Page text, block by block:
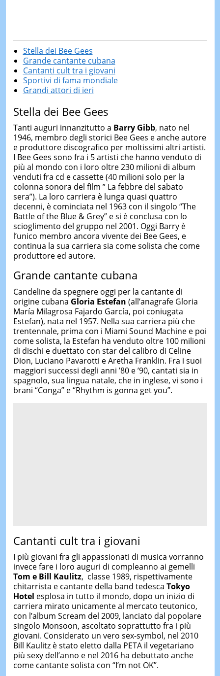
Stella dei Bee Gees
Grande cantante cubana
Cantanti cult tra i giovani
Sportivi di fama mondiale
Grandi attori di ieri
Stella dei Bee Gees
Tanti auguri innanzitutto a Barry Gibb, nato nel
1946, membro degli storici Bee Gees e anche autore
e produttore discografico per moltissimi altri artisti.
I Bee Gees sono fra i 5 artisti che hanno venduto di
più al mondo con i loro oltre 230 milioni di album
venduti fra cd e cassette (40 milioni solo per la
colonna sonora del film ” La febbre del sabato
sera”). La loro carriera è lunga quasi quattro
decenni, è cominciata nel 1963 con il singolo “The
Battle of the Blue & Grey” e si è conclusa con lo
scioglimento del gruppo nel 2001. Oggi Barry è
l’unico membro ancora vivente dei Bee Gees, e
continua la sua carriera sia come solista che come
produttore ed autore.
Grande cantante cubana
Candeline da spegnere oggi per la cantante di
origine cubana Gloria Estefan (all’anagrafe Gloria
María Milagrosa Fajardo García, poi coniugata
Estefan), nata nel 1957. Nella sua carriera più che
trentennale, prima con i Miami Sound Machine e poi
come solista, la Estefan ha venduto oltre 100 milioni
di dischi e duettato con star del calibro di Celine
Dion, Luciano Pavarotti e Aretha Franklin. Fra i suoi
maggiori successi degli anni ’80 e ’90, cantati sia in
spagnolo, sua lingua natale, che in inglese, vi sono i
brani “Conga” e “Rhythm is gonna get you”.
Cantanti cult tra i giovani
I più giovani fra gli appassionati di musica vorranno
invece fare i loro auguri di compleanno ai gemelli
Tom e Bill Kaulitz, classe 1989, rispettivamente
chitarrista e cantante della band tedesca Tokyo
Hotel esplosa in tutto il mondo, dopo un inizio di
carriera mirato unicamente al mercato teutonico,
con l’album Scream del 2009, lanciato dal popolare
singolo Monsoon, ascoltato soprattutto fra i più
giovani. Considerato un vero sex-symbol, nel 2010
Bill Kaulitz è stato eletto dalla PETA il vegetariano
più sexy dell’anno e nel 2016 ha debuttato anche
come cantante solista con “I’m not OK”.